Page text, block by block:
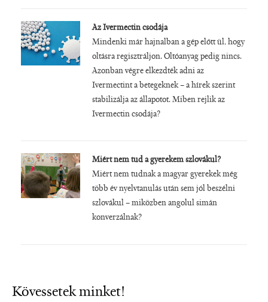
Az Ivermectin csodája
Mindenki már hajnalban a gép előtt ül, hogy
oltásra regisztráljon. Oltóanyag pedig nincs.
Azonban végre elkezdték adni az
Ivermectint a betegeknek – a hírek szerint
stabilizálja az állapotot. Miben rejlik az
Ivermectin csodája?
Miért nem tud a gyerekem szlovákul?
Miért nem tudnak a magyar gyerekek még
több év nyelvtanulás után sem jól beszélni
szlovákul – miközben angolul simán
konverzálnak?
Kövessetek minket!